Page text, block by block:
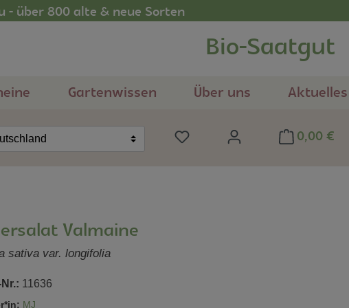
- über 800 alte & neue Sorten
Bio-Saatgut
Gartenwissen Über uns Aktuelles
Du hast 0 Produkte auf dem
0,00 €
Valmaine
sativa var. longifolia
11636
MJ